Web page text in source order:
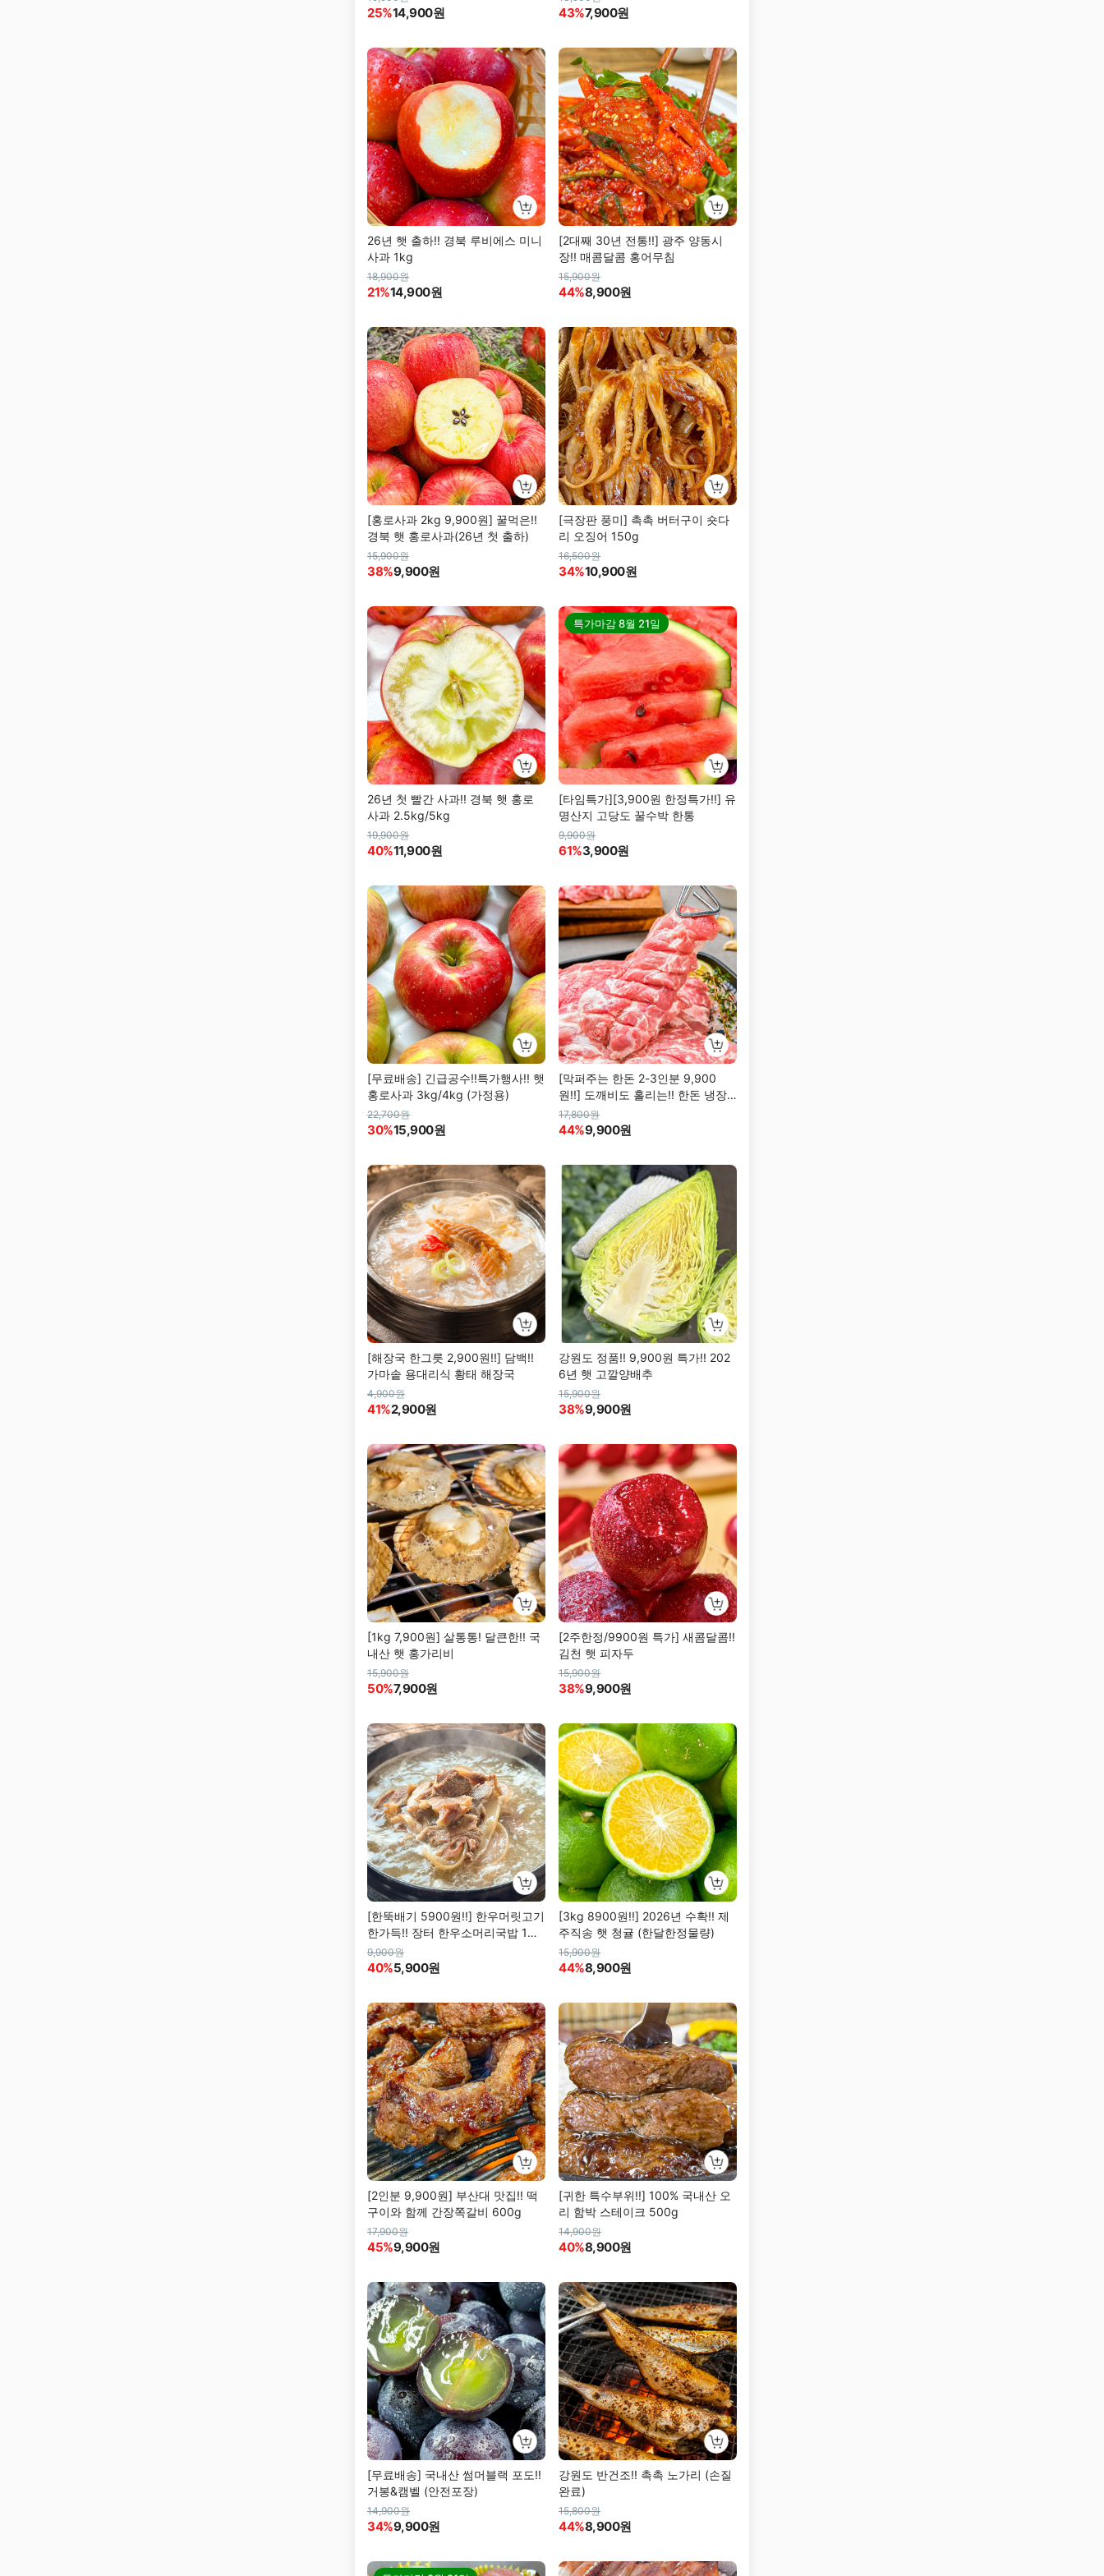
25%14,900원 43%7,900원
26년 햇 출하!! 경북 루비에스 미니
사과 1kg
18,900원
21%14,900원
[2대째 30년 전통!!] 광주 양동시
장!! 매콤달콤 홍어무침
15,900원
44%8,900원
[홍로사과 2kg 9,900원] 꿀먹은!!
경북 햇 홍로사과(26년 첫 출하)
15,900원
38%9,900원
[극장판 풍미] 촉촉 버터구이 숏다
리 오징어 150g
16,500원
34%10,900원
26년 첫 빨간 사과!! 경북 햇 홍로
사과 2.5kg/5kg
19,900원
40%11,900원
특가마감8월 21일
[타임특가][3,900원 한정특가!!] 유
명산지 고당도 꿀수박 한통
9,900원
61%3,900원
[무료배송] 긴급공수!!특가행사!! 햇
홍로사과 3kg/4kg (가정용)
22,700원
30%15,900원
[막퍼주는 한돈 2-3인분 9,900
원!!] 도깨비도 홀리는!! 한돈 냉장
도깨비살
17,800원
44%9,900원
[해장국 한그릇 2,900원!!] 담백!!
가마솥 용대리식 황태 해장국
4,900원
41%2,900원
강원도 정품!! 9,900원 특가!! 202
6년 햇 고깔양배추
15,900원
38%9,900원
[1kg 7,900원] 살통통! 달큰한!! 국
내산 햇 홍가리비
15,900원
50%7,900원
[2주한정/9900원 특가] 새콤달콤!!
김천 햇 피자두
15,900원
38%9,900원
[한뚝배기 5900원!!] 한우머릿고기
한가득!! 장터 한우소머리국밥 1인
분 (600g)
9,900원
40%5,900원
[3kg 8900원!!] 2026년 수확!! 제
주직송 햇 청귤 (한달한정물량)
15,900원
44%8,900원
[2인분 9,900원] 부산대 맛집!! 떡
구이와 함께 간장쪽갈비 600g
17,900원
45%9,900원
[귀한 특수부위!!] 100% 국내산 오
리 함박 스테이크 500g
14,900원
40%8,900원
[무료배송] 국내산 썸머블랙 포도!!
거봉&캠벨 (안전포장)
14,900원
34%9,900원
강원도 반건조!! 촉촉 노가리 (손질
완료)
15,800원
44%8,900원